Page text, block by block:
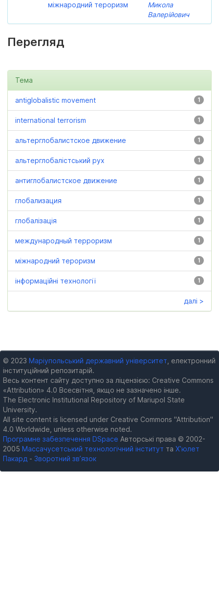
міжнародний тероризм
Микола
Валерійович
Перегляд
Тема
1
antiglobalistic movement
1
international terrorism
1
альтерглобалистское движение
1
альтерглобалістський рух
1
антиглобалистское движение
1
глобализация
1
глобалізація
1
международный терроризм
1
міжнародний тероризм
1
інформаційні технології
далі >
© 2023 Маріупольський державний університет , електронний
інституційний репозитарій.
Весь контент сайту доступно за ліцензією: Creative Commons
«Attribution» 4.0 Всесвітня, якщо не зазначено інше.
The Electronic Institutional Repository of Mariupol State
University.
All site content is licensed under Creative Commons "Attribution"
4.0 Worldwide, unless otherwise noted.
Програмне забезпечення DSpace Авторські права © 2002-
2005 Массачусетський технологічний інститут та Х’юлет
Пакард - Зворотний зв’язок